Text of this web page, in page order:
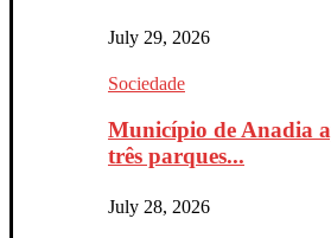
July 29, 2026
Sociedade
Município de Anadia
três parques...
July 28, 2026